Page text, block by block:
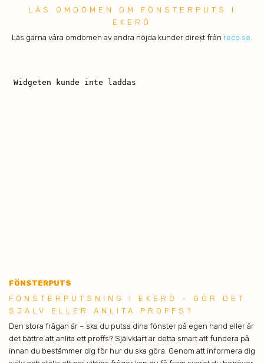
LÄS OMDÖMEN OM FÖNSTERPUTS I
EKERÖ
Läs gärna våra omdömen av andra nöjda kunder direkt från reco.se
FÖNSTERPUTS
FÖ NSTERPUTSNING I EKERÖ - GÖR DET
SJÄLV ELLER ANLITA PROFFS?
Den stora frågan är – ska du putsa dina fönster på egen hand eller är
det bättre att anlita ett proffs? Självklart är detta smart att fundera på
innan du bestämmer dig för hur du ska göra. Genom att informera dig